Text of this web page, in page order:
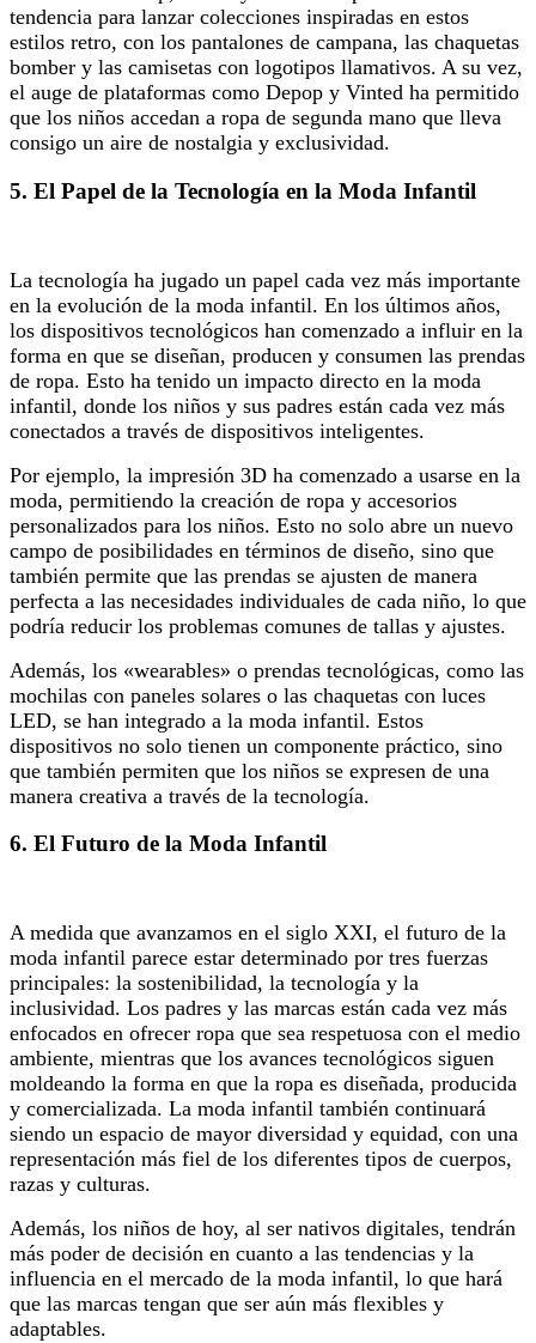
tendencia para lanzar colecciones inspiradas en estos
estilos retro, con los pantalones de campana, las chaquetas
bomber y las camisetas con logotipos llamativos. A su vez,
el auge de plataformas como Depop y Vinted ha permitido
que los niños accedan a ropa de segunda mano que lleva
consigo un aire de nostalgia y exclusividad.
5. El Papel de la Tecnología en la Moda Infantil
La tecnología ha jugado un papel cada vez más importante
en la evolución de la moda infantil. En los últimos años,
los dispositivos tecnológicos han comenzado a influir en la
forma en que se diseñan, producen y consumen las prendas
de ropa. Esto ha tenido un impacto directo en la moda
infantil, donde los niños y sus padres están cada vez más
conectados a través de dispositivos inteligentes.
Por ejemplo, la impresión 3D ha comenzado a usarse en la
moda, permitiendo la creación de ropa y accesorios
personalizados para los niños. Esto no solo abre un nuevo
campo de posibilidades en términos de diseño, sino que
también permite que las prendas se ajusten de manera
perfecta a las necesidades individuales de cada niño, lo que
podría reducir los problemas comunes de tallas y ajustes.
Además, los «wearables» o prendas tecnológicas, como las
mochilas con paneles solares o las chaquetas con luces
LED, se han integrado a la moda infantil. Estos
dispositivos no solo tienen un componente práctico, sino
que también permiten que los niños se expresen de una
manera creativa a través de la tecnología.
6. El Futuro de la Moda Infantil
A medida que avanzamos en el siglo XXI, el futuro de la
moda infantil parece estar determinado por tres fuerzas
principales: la sostenibilidad, la tecnología y la
inclusividad. Los padres y las marcas están cada vez más
enfocados en ofrecer ropa que sea respetuosa con el medio
ambiente, mientras que los avances tecnológicos siguen
moldeando la forma en que la ropa es diseñada, producida
y comercializada. La moda infantil también continuará
siendo un espacio de mayor diversidad y equidad, con una
representación más fiel de los diferentes tipos de cuerpos,
razas y culturas.
Además, los niños de hoy, al ser nativos digitales, tendrán
más poder de decisión en cuanto a las tendencias y la
influencia en el mercado de la moda infantil, lo que hará
que las marcas tengan que ser aún más flexibles y
adaptables.